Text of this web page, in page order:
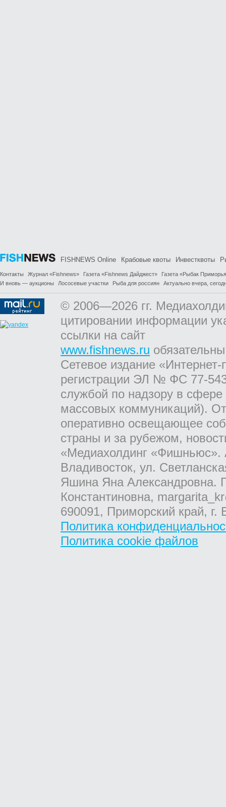
FISHNEWS Online Крабовые квоты Инвестквоты
Контакты Журнал «Fishnews» Газета «Fishnews Дайджест»
Газета «Рыбак
И вновь — аукционы
Лососевые участки Рыба для россиян Актуально вчера,
© 2006—2026 гг.
цитировании информации
ссылки на сайт
www.fishnews.ru
Сетевое издание
регистрации ЭЛ № ФС 77-
службой по надзору в
массовых коммуникаций).
оперативно освещающее
страны и за рубежом,
«Медиахолдинг «Фишньюс».
Владивосток, ул.
Яшина Яна Александровна.
Константиновна,
690091, Приморский край,
Политика
Политика cookie файлов